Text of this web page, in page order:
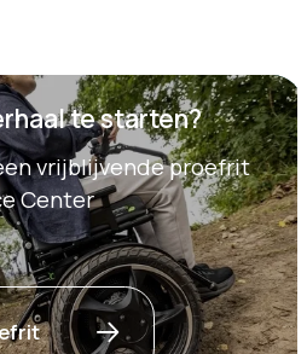
te starten?
vrijblijvende proefrit
Center